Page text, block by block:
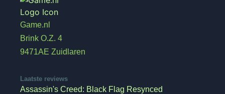
Game.nl
Brink O.Z. 4
9471AE Zuidlaren
Laatste reviews
Assassin's Creed: Black Flag Resynced